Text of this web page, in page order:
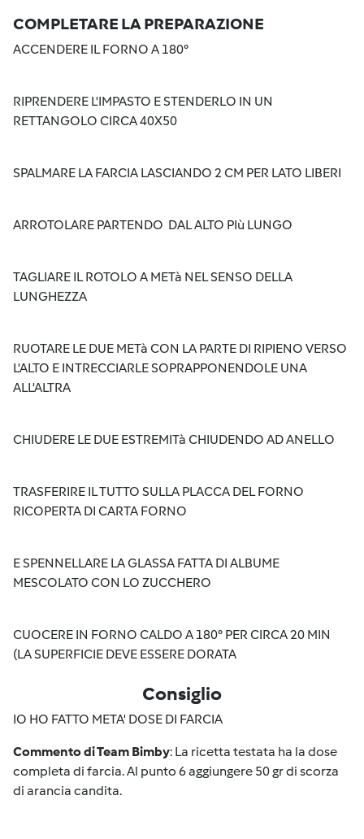
COMPLETARE LA PREPARAZIONE
ACCENDERE IL FORNO A 180°
RIPRENDERE L'IMPASTO E STENDERLO IN UN
RETTANGOLO CIRCA 40X50
SPALMARE LA FARCIA LASCIANDO 2 CM PER LATO LIBERI
ARROTOLARE PARTENDO DAL ALTO PIù LUNGO
TAGLIARE IL ROTOLO A METà NEL SENSO DELLA
LUNGHEZZA
RUOTARE LE DUE METà CON LA PARTE DI RIPIENO VERSO
L'ALTO E INTRECCIARLE SOPRAPPONENDOLE UNA
ALL'ALTRA
CHIUDERE LE DUE ESTREMITà CHIUDENDO AD ANELLO
TRASFERIRE IL TUTTO SULLA PLACCA DEL FORNO
RICOPERTA DI CARTA FORNO
E SPENNELLARE LA GLASSA FATTA DI ALBUME
MESCOLATO CON LO ZUCCHERO
CUOCERE IN FORNO CALDO A 180° PER CIRCA 20 MIN
(LA SUPERFICIE DEVE ESSERE DORATA
Consiglio
IO HO FATTO META' DOSE DI FARCIA
Commento di Team Bimby: La ricetta testata ha la dose
completa di farcia. Al punto 6 aggiungere 50 gr di scorza
di arancia candita.